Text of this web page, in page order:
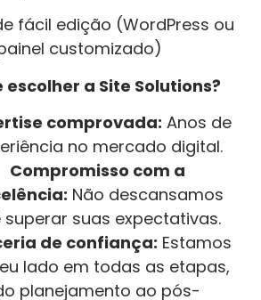
fácil edição (WordPress ou
customizado)
escolher a Site Solutions?
comprovada: Anos de
no mercado digital.
Compromisso com a
Não descansamos
superar suas expectativas.
de confiança: Estamos
lado em todas as etapas,
planejamento ao pós-